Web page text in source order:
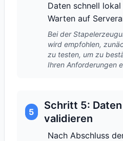
Daten schnell
Warten auf
Bei der
wird empfohlen,
zu testen, um zu
Ihren Anforderungen
5
Schritt 5:
validieren
Nach Abschluss